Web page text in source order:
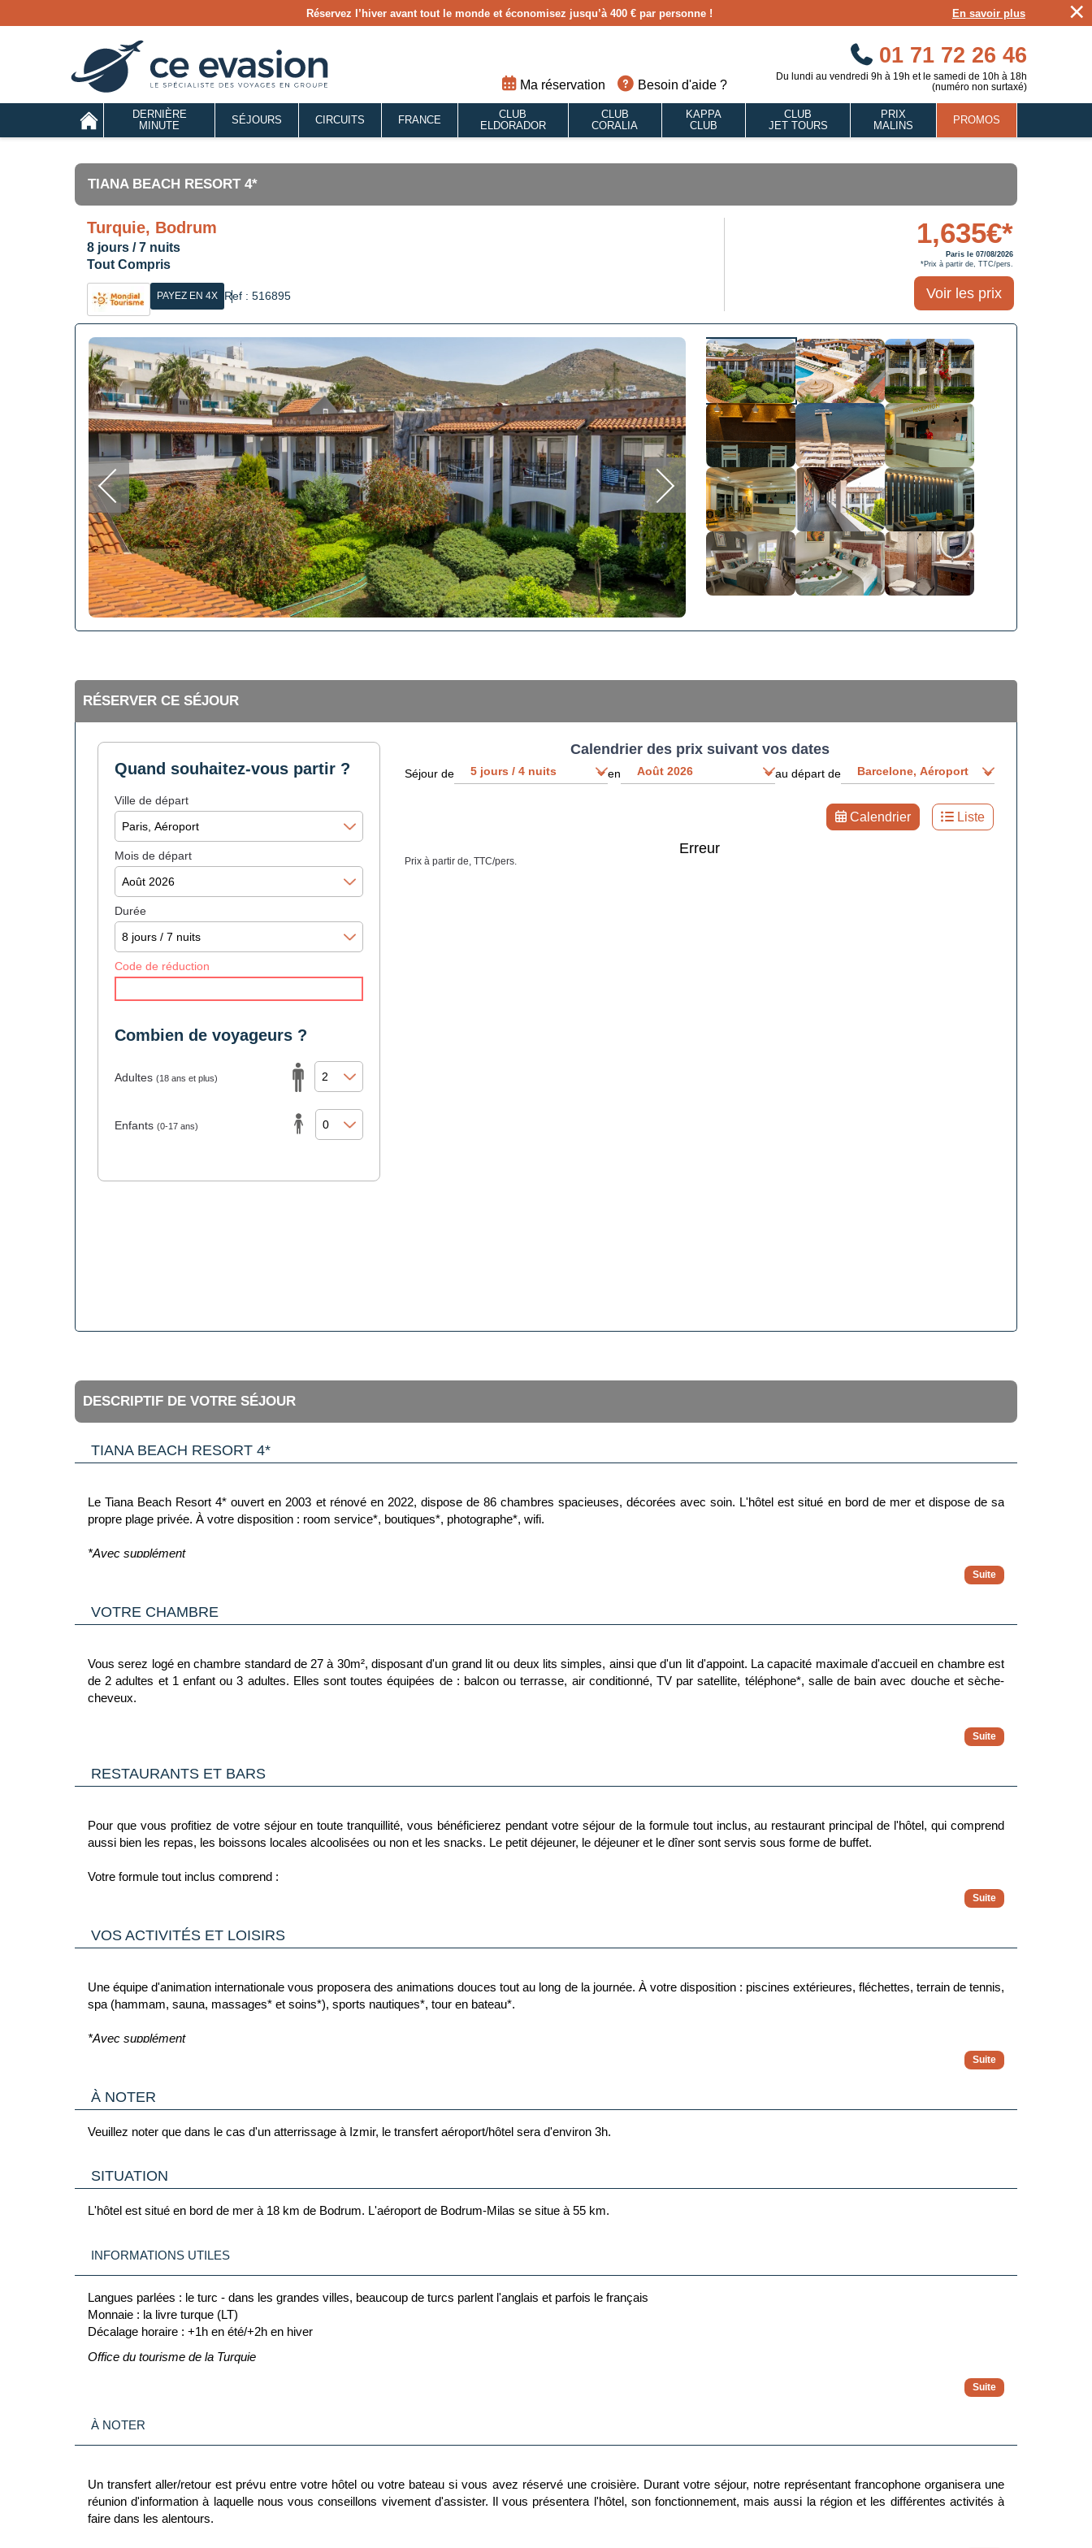
Réservez l’hiver avant tout le monde et économisez jusqu’à 400 € par personne ! En savoir plus ×
Ma réservation Besoin d'aide ?
01 71 72 26 46
Du lundi au vendredi 9h à 19h et le samedi de 10h à 18h
(numéro non surtaxé)
DERNIÈRE
MINUTE
SÉJOURS CIRCUITS FRANCE
CLUB
ELDORADOR
CLUB
CORALIA
KAPPA
CLUB
CLUB
JET TOURS
PRIX
MALINS
PROMOS
TIANA BEACH RESORT 4*
Turquie, Bodrum
8 jours / 7 nuits
Tout Compris
PAYEZ EN 4X Ref : 516895
1,635€*
Paris le 07/08/2026
*Prix à partir de, TTC/pers.
Voir les prix
RÉSERVER CE SÉJOUR
Quand souhaitez-vous partir ?
Ville de départ
Mois de départ
Durée
Code de réduction
Combien de voyageurs ?
Adultes (18 ans et plus)
Enfants (0-17 ans)
Calendrier des prix suivant vos dates
Séjour de en au départ de
Calendrier Liste
Erreur
Prix à partir de, TTC/pers.
DESCRIPTIF DE VOTRE SÉJOUR
TIANA BEACH RESORT 4*
Le Tiana Beach Resort 4* ouvert en 2003 et rénové en 2022, dispose de 86 chambres spacieuses, décorées avec soin. L'hôtel est situé en bord de mer et dispose de sa
propre plage privée. À votre disposition : room service*, boutiques*, photographe*, wifi.
*Avec supplément
VOTRE CHAMBRE
Vous serez logé en chambre standard de 27 à 30m², disposant d'un grand lit ou deux lits simples, ainsi que d'un lit d'appoint. La capacité maximale d'accueil en chambre est
de 2 adultes et 1 enfant ou 3 adultes. Elles sont toutes équipées de : balcon ou terrasse, air conditionné, TV par satellite, téléphone*, salle de bain avec douche et sèche-
cheveux.
Dans le cadre d'une chambre à usage triple ou quadruple, vous serez logé en chambre double équipée d'un lit double (ou de 2 lits twins) et de 1 ou 2 lits d'appoint (sofa,
canapé lit).
Vous avez également la possibilité de choisir une chambre familiale « bunked room » de 27m², qui peut accueillir jusqu'à 3 adultes ou 2 adultes et 2 enfants. Elle se compose
d'un lit double et d'un lit superposé.
RESTAURANTS ET BARS
Pour que vous profitiez de votre séjour en toute tranquillité, vous bénéficierez pendant votre séjour de la formule tout inclus, au restaurant principal de l'hôtel, qui comprend
aussi bien les repas, les boissons locales alcoolisées ou non et les snacks. Le petit déjeuner, le déjeuner et le dîner sont servis sous forme de buffet.
Votre formule tout inclus comprend :
Déjeuner : de 12h30 à 14h00
Snack : de 15h00 à 16h00
Pâtisserie : de 17h00 à 18h00
Dîner : de 19h00 à 21h00
Deux bars seront à votre disposition pour vous rafraîchir :
de fruits frais, les boissons importées, les cocktails mais aussi les boissons en bouteille ne sont pas compris.
VOS ACTIVITÉS ET LOISIRS
Une équipe d'animation internationale vous proposera des animations douces tout au long de la journée. À votre disposition : piscines extérieures, fléchettes, terrain de tennis,
spa (hammam, sauna, massages* et soins*), sports nautiques*, tour en bateau*.
*Avec supplément
À noter qu'au vu de la météo, certains équipements extérieurs peuvent ne pas être praticables et certaines activités annulées. Les activités, les sports et les soirées sont
encadrées par une équipe d'animation internationale.
À NOTER
Veuillez noter que dans le cas d'un atterrissage à Izmir, le transfert aéroport/hôtel sera d'environ 3h.
SITUATION
L'hôtel est situé en bord de mer à 18 km de Bodrum. L'aéroport de Bodrum-Milas se situe à 55 km.
INFORMATIONS UTILES
Langues parlées : le turc - dans les grandes villes, beaucoup de turcs parlent l'anglais et parfois le français
Monnaie : la livre turque (LT)
Décalage horaire : +1h en été/+2h en hiver
Office du tourisme de la Turquie
À NOTER
Un transfert aller/retour est prévu entre votre hôtel ou votre bateau si vous avez réservé une croisière. Durant votre séjour, notre représentant francophone organisera une
réunion d'information à laquelle nous vous conseillons vivement d'assister. Il vous présentera l'hôtel, son fonctionnement, mais aussi la région et les différentes activités à
faire dans les alentours.